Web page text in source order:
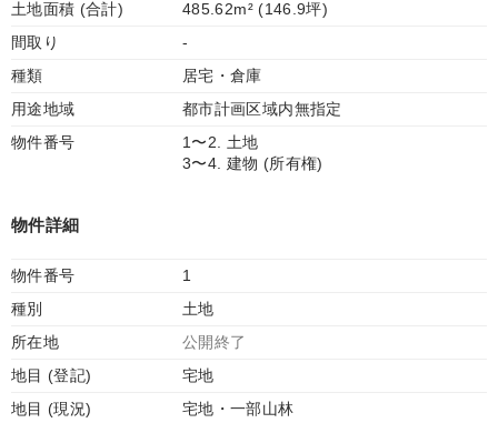
土地面積 (合計)
485.62m² (146.9坪)
間取り
-
種類
居宅・倉庫
用途地域
都市計画区域内無指定
物件番号
1〜2. 土地
3〜4. 建物 (所有権)
物件詳細
物件番号
1
種別
土地
所在地
公開終了
地目 (登記)
宅地
地目 (現況)
宅地・一部山林